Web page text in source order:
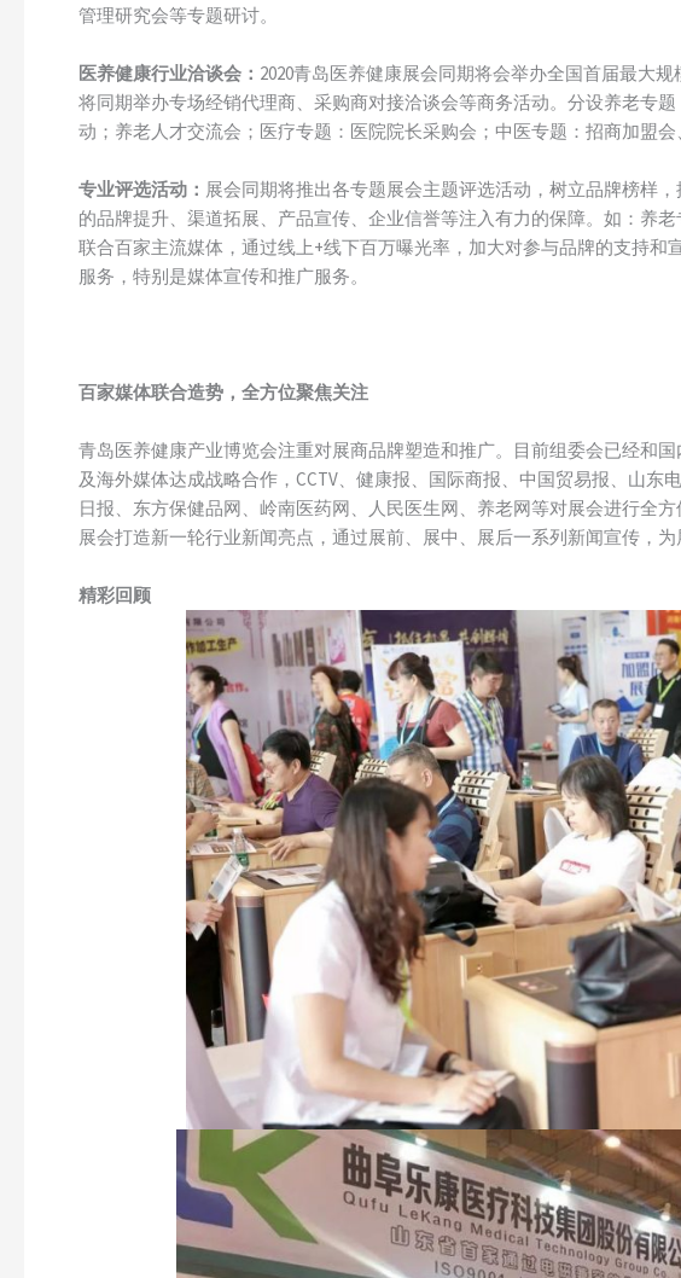
管理研究会等专题研讨。
医养健康行业洽谈会： 2020青岛医养健康展会同期将会举办全国首届最大
将同期举办专场经销代理商、采购商对接洽谈会等商务活动。分设养老专
动；养老人才交流会；医疗专题：医院院长采购会；中医专题：招商加盟会
专业评选活动： 展会同期将推出各专题展会主题评选活动，树立品牌榜样
的品牌提升、渠道拓展、产品宣传、企业信誉等注入有力的保障。如：养
联合百家主流媒体，通过线上+线下百万曝光率，加大对参与品牌的支持和
服务，特别是媒体宣传和推广服务。
百家媒体联合造势，全方位聚焦关注
青岛医养健康产业博览会注重对展商品牌塑造和推广。目前组委会已经和
及海外媒体达成战略合作，CCTV、健康报、国际商报、中国贸易报、山东
日报、东方保健品网、岭南医药网、人民医生网、养老网等对展会进行全
展会打造新一轮行业新闻亮点，通过展前、展中、展后一系列新闻宣传，为
精彩回顾